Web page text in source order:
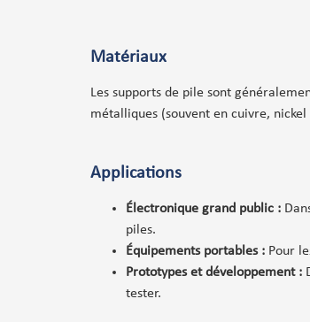
Matériaux
Les supports de pile sont
métalliques (souvent en cuivre,
Applications
Électronique grand public :
piles.
Équipements portables : Pour
Prototypes et développement :
tester.